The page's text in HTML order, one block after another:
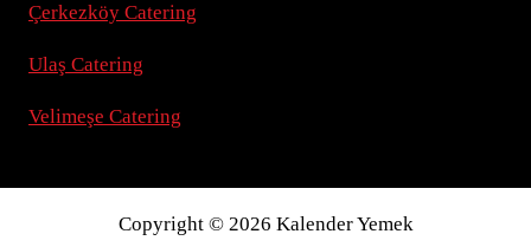
Çerkezköy Catering
Ulaş Catering
Velimeşe Catering
Copyright © 2026 Kalender Yemek